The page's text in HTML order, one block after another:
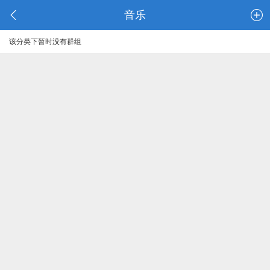
音乐
该分类下暂时没有群组